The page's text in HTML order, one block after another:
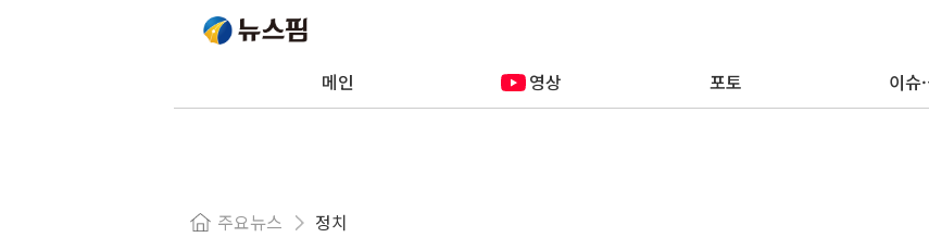
메인 영상 포토 이슈
주요뉴스 정치